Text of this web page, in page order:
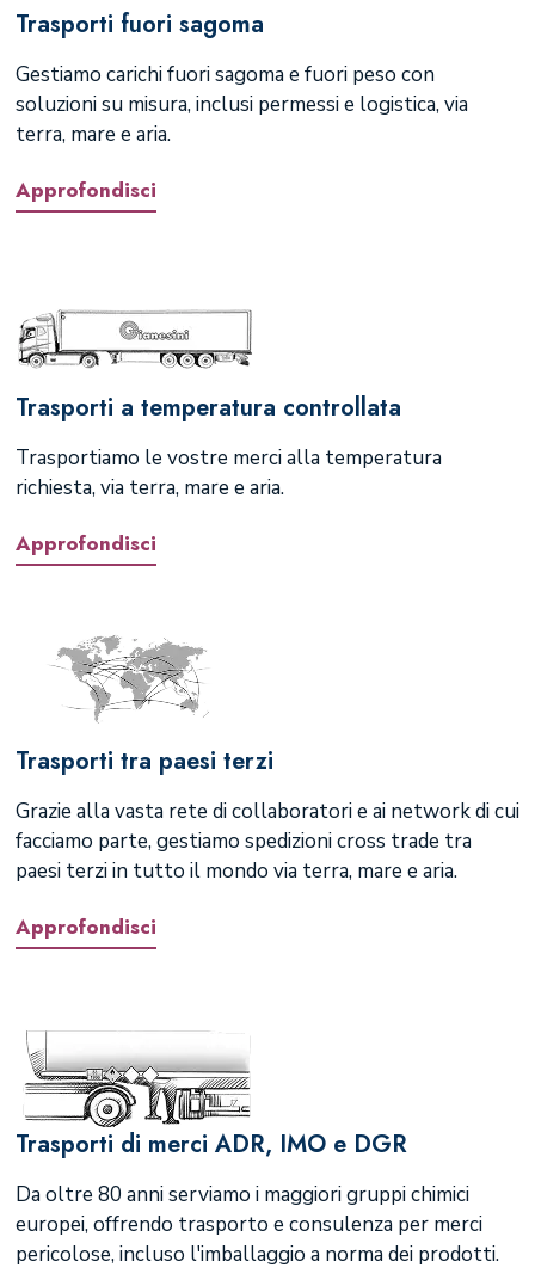
Trasporti fuori sagoma
Gestiamo carichi fuori sagoma e fuori peso con
soluzioni su misura, inclusi permessi e logistica, via
terra, mare e aria.
Approfondisci
Trasporti a temperatura controllata
Trasportiamo le vostre merci alla temperatura
richiesta, via terra, mare e aria.
Approfondisci
Trasporti tra paesi terzi
Grazie alla vasta rete di collaboratori e ai network di cui
facciamo parte, gestiamo spedizioni cross trade tra
paesi terzi in tutto il mondo via terra, mare e aria.
Approfondisci
Trasporti di merci ADR, IMO e DGR
Da oltre 80 anni serviamo i maggiori gruppi chimici
europei, offrendo trasporto e consulenza per merci
pericolose, incluso l'imballaggio a norma dei prodotti.